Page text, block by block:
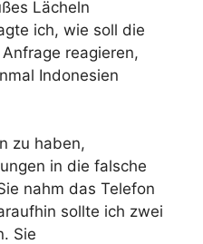
Lächeln
ich, wie soll die
reagieren,
Indonesien
zu haben,
in die falsche
nahm das Telefon
sollte ich zwei
Sie